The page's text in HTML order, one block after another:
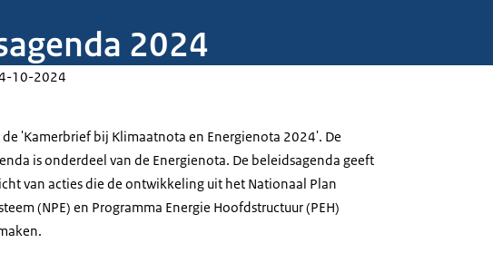
2024
10-2024
'Kamerbrief bij Klimaatnota en Energienota 2024'. De
is onderdeel van de Energienota. De beleidsagenda geeft
van acties die de ontwikkeling uit het Nationaal Plan
(NPE) en Programma Energie Hoofdstructuur (PEH)